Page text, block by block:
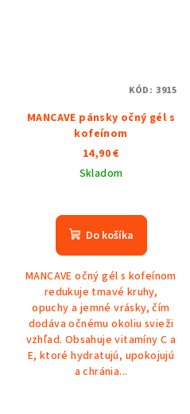
MANCAVE pánsky očný gél s
kofeínom
14,90 €
Skladom
Do košíka
MANCAVE očný gél s kofeínom
redukuje tmavé kruhy,
opuchy a jemné vrásky, čím
dodáva očnému okoliu svieži
vzhľad. Obsahuje vitamíny C a
E, ktoré hydratujú, upokojujú
a chránia...
KÓD: 3915